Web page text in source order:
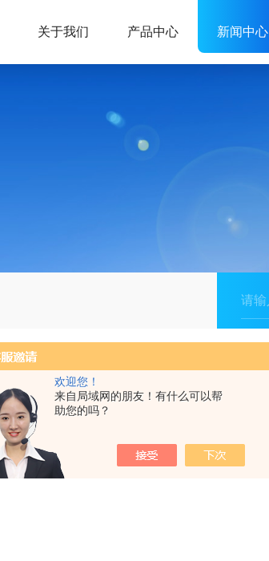
欢迎您！
来自局域网的朋友！有什么可以帮
助您的吗？
关于我们 产品中心 新闻中心